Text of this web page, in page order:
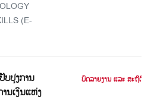
(E-
ບປຸງການ
ນເງິນແຫ່ງ
ບົດລາຍງານ ແລະ ສະຖິຕິ